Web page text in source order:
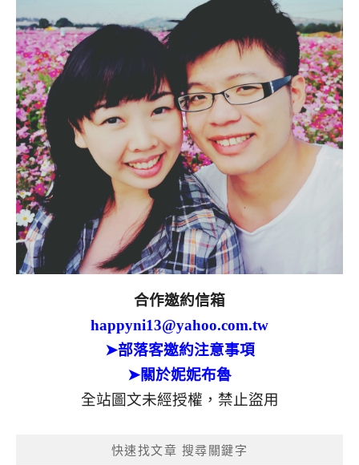
合作邀約信箱
happyni13@yahoo.com.tw
➤部落客邀約注意事項
➤關於妮妮布魯
全站圖文未經授權，禁止盜用
快速找文章 搜尋關鍵字